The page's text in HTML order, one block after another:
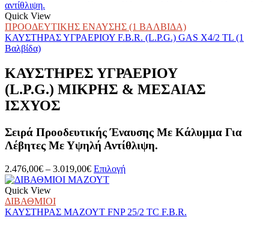
Quick View
ΠΡΟΟΔΕΥΤΙΚΗΣ ΕΝΑΥΣΗΣ (1 ΒΑΛΒΙΔΑ)
ΚΑΥΣΤΗΡΑΣ ΥΓΡΑΕΡΙΟΥ F.B.R. (L.P.G.) GAS X4/2 TL (1
Βαλβίδα)
ΚΑΥΣΤΗΡΕΣ ΥΓΡΑΕΡΙΟΥ
(L.P.G.) ΜΙΚΡΗΣ & ΜΕΣΑΙΑΣ
ΙΣΧΥΟΣ
Σειρά Προοδευτικής Έναυσης Με Κάλυμμα Για
Λέβητες Με Υψηλή Αντίθλιψη.
2.476,00€ – 3.019,00€Price
range:
3.019,00€
ΕπιλογήΑυτό
πολλαπλές
Quick View
ΔΙΒΑΘΜΙΟΙ
ΚΑΥΣΤΗΡΑΣ ΜΑΖΟΥΤ FNP 25/2 TC F.B.R.